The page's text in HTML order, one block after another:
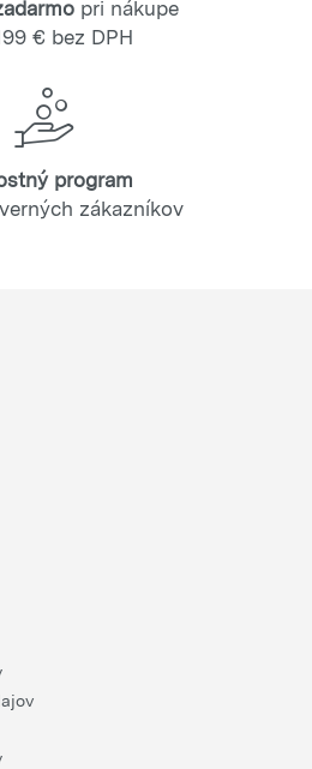
pri nákupe
€ bez DPH
program
zákazníkov